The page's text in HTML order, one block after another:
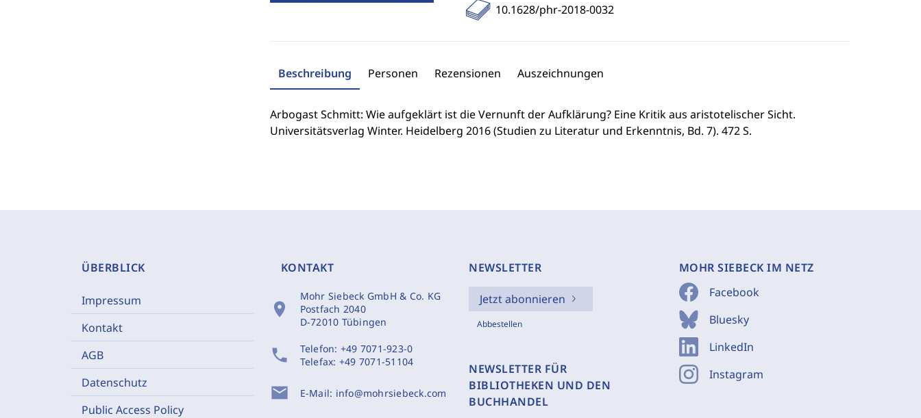
10.1628/phr-2018-0032
Beschreibung Personen Rezensionen Auszeichnungen
Arbogast Schmitt: Wie aufgeklärt ist die Vernunft der Aufklärung? Eine Kritik aus aristotelischer Sicht.
Universitätsverlag Winter. Heidelberg 2016 (Studien zu Literatur und Erkenntnis, Bd. 7). 472 S.
ÜBERBLICK
Impressum
Kontakt
AGB
Datenschutz
Public Access Policy
KONTAKT
location_on
Mohr Siebeck GmbH & Co. KG
Postfach 2040
D-72010 Tübingen
phone Telefon: +49 7071-923-0
Telefax: +49 7071-51104
mail E-Mail: info@mohrsiebeck.com
NEWSLETTER
Jetzt abonnieren
Abbestellen
NEWSLETTER FÜR
BIBLIOTHEKEN UND DEN
BUCHHANDEL
MOHR SIEBECK IM NETZ
Facebook
Bluesky
LinkedIn
Instagram